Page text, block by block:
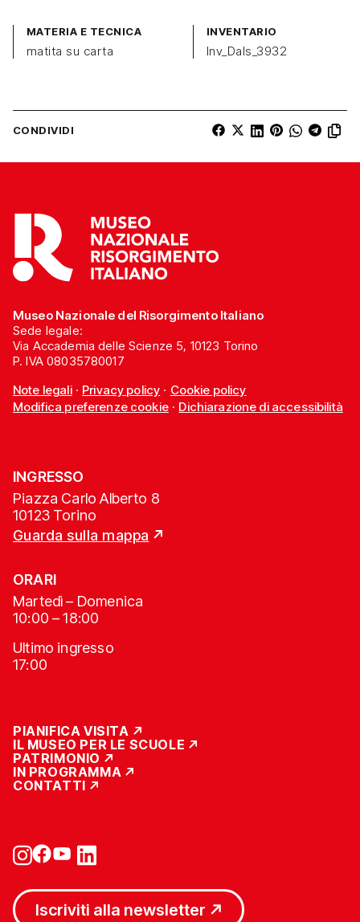
MATERIA E TECNICA
matita su carta
INVENTARIO
Inv_Dals_3932
CONDIVIDI
Museo Nazionale del Risorgimento Italiano
Sede legale:
Via Accademia delle Scienze 5, 10123 Torino
P. IVA 08035780017
Note legali· Privacy policy · Cookie policy
Modifica preferenze cookie· Dichiarazione di accessibilità
INGRESSO
Piazza Carlo Alberto 8
10123 Torino
Guarda sulla mappa
ORARI
Martedì – Domenica
10:00 – 18:00
Ultimo ingresso
17:00
PIANIFICA VISITA
IL MUSEO PER LE SCUOLE
PATRIMONIO
IN PROGRAMMA
CONTATTI
Iscriviti alla newsletter